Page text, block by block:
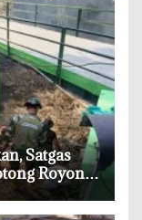
Satgas
Royong